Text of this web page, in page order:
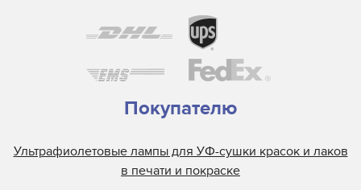
Покупателю
Ультрафиолетовые лампы для УФ-сушки красок и лаков
в печати и покраске